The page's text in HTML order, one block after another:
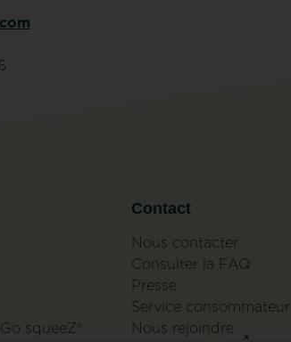
squeeZ®
Contact
Nous contacter
Consulter la FAQ
Presse
Service consommateur
Nous rejoindre